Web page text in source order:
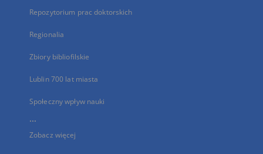
Repozytorium prac doktorskich
Regionalia
Zbiory bibliofilskie
Lublin 700 lat miasta
Społeczny wpływ nauki
...
Zobacz więcej